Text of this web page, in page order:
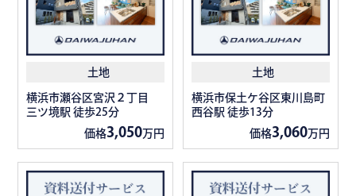
土地
横浜市瀬谷区宮沢２丁目
三ツ境駅 徒歩25分
価格3,050万円
土地
横浜市保土ケ谷区東川島町
西谷駅 徒歩13分
価格3,060万円